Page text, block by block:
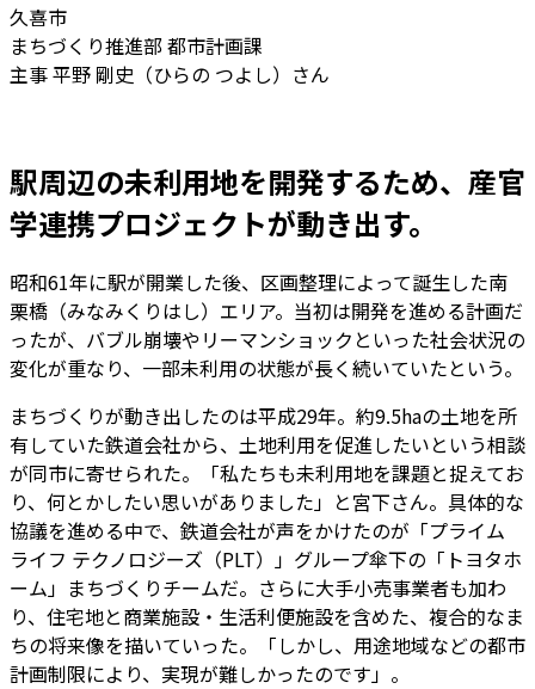
久喜市
まちづくり推進部 都市計画課
主事 平野 剛史（ひらの つよし）さん
駅周辺の未利用地を開発するため、産官
学連携プロジェクトが動き出す。
昭和61年に駅が開業した後、区画整理によって誕生した南
栗橋（みなみくりはし）エリア。当初は開発を進める計画だ
ったが、バブル崩壊やリーマンショックといった社会状況の
変化が重なり、一部未利用の状態が長く続いていたという。
まちづくりが動き出したのは平成29年。約9.5haの土地を所
有していた鉄道会社から、土地利用を促進したいという相談
が同市に寄せられた。「私たちも未利用地を課題と捉えてお
り、何とかしたい思いがありました」と宮下さん。具体的な
協議を進める中で、鉄道会社が声をかけたのが「プライム
ライフ テクノロジーズ（PLT）」グループ傘下の「トヨタホ
ーム」まちづくりチームだ。さらに大手小売事業者も加わ
り、住宅地と商業施設・生活利便施設を含めた、複合的なま
ちの将来像を描いていった。「しかし、用途地域などの都市
計画制限により、実現が難しかったのです」。